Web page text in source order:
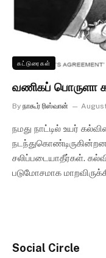
கட்டுரைகள்
வணிகப் பொருளா
By நாகூர் ரிஸ்வான்
நமது நாட்டில் உயர்
சலிப்படையாதீர்கள்.
படுமோசமாக
Social Circle